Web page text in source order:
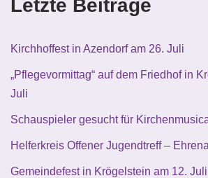
Letzte Beiträge
Kirchhoffest in Azendorf am 26. Juli
„Pflegevormittag“ auf dem Friedhof in
Juli
Schauspieler gesucht für
Helferkreis Offener Jugendtreff –
Gemeindefest in Krögelstein am 12. Juli